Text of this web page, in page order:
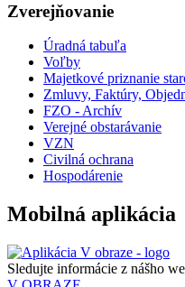
Zverejňovanie
Úradná tabuľa
Voľby
Majetkové priznanie
Zmluvy, Faktúry,
FZO - Archív
Verejné obstarávanie
VZN
Civilná ochrana
Hospodárenie
Mobilná aplikácia
Sledujte informácie z nášho